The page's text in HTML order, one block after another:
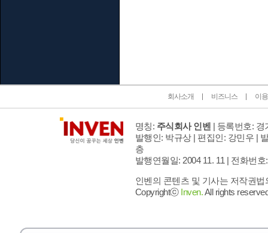
회사소개 비즈니스 이
명칭: 주식회사 인벤 | 등록번호: 경
발행인: 박규상 | 편집인: 강민우 |
층
발행연월일: 2004 11. 11 | 전화번호
인벤의 콘텐츠 및 기사는 저작권
Copyrightⓒ Inven.All rights